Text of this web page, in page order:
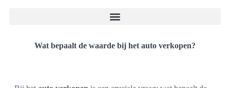
Wat bepaalt de waarde bij het auto verkopen?